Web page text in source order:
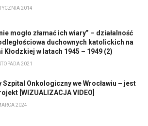
2014
mogło złamać ich wiary” – działalność
duchownych katolickich na
Kłodzkiej w latach 1945 – 1949 (2)
2021
Szpital Onkologiczny we Wrocławiu – jest
[WIZUALIZACJA VIDEO]
2024